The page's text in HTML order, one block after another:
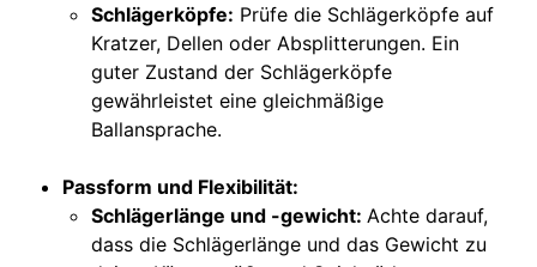
Schlägerköpfe: Prüfe die Schlägerköpfe auf
Kratzer, Dellen oder Absplitterungen. Ein
guter Zustand der Schlägerköpfe
gewährleistet eine gleichmäßige
Ballansprache.
Passform und Flexibilität:
Schlägerlänge und -gewicht: Achte darauf,
dass die Schlägerlänge und das Gewicht zu